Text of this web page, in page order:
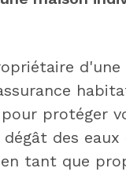
d'une
protéger
dégât des
tant que